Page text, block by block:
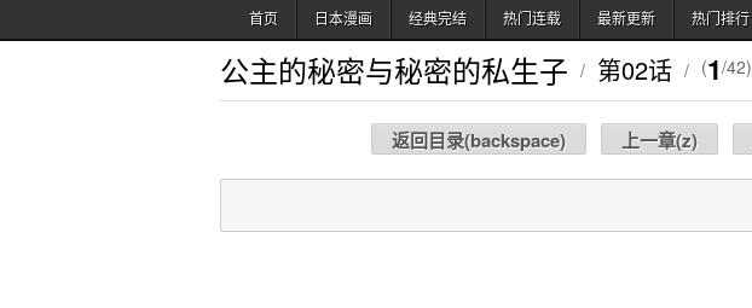
首页 日本漫画 经典完结 热门连载 最新更新 热门排行
公主的秘密与秘密的私生子 / 第02话 / (1/42)
返回目录(backspace) 上一章(z)